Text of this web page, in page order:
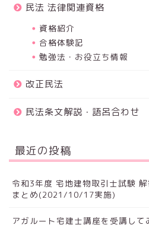
民法 法律関連資格
資格紹介
合格体験記
勉強法・お役立ち情報
改正民法
民法条文解説・語呂合わせ
最近の投稿
令和3年度 宅地建物取引士試験
まとめ(2021/10/17実施)
アガルート宅建士講座を受講し